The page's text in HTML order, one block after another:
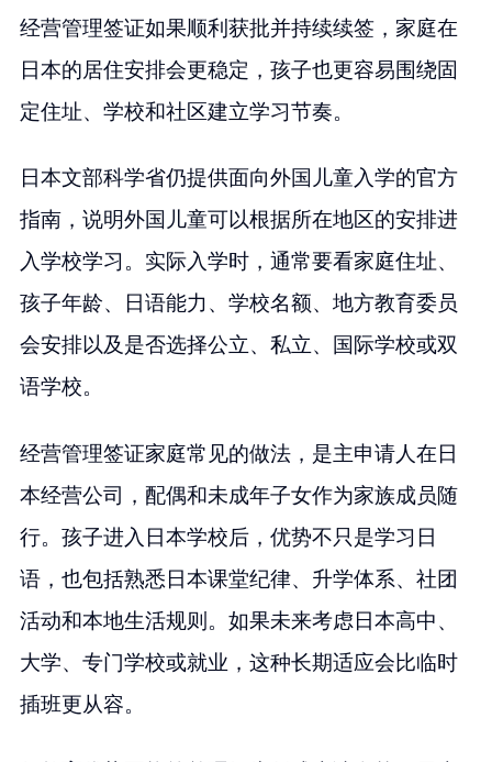
经营管理签证如果顺利获批并持续续签，家庭在
日本的居住安排会更稳定，孩子也更容易围绕固
定住址、学校和社区建立学习节奏。
日本文部科学省仍提供面向外国儿童入学的官方
指南，说明外国儿童可以根据所在地区的安排进
入学校学习。实际入学时，通常要看家庭住址、
孩子年龄、日语能力、学校名额、地方教育委员
会安排以及是否选择公立、私立、国际学校或双
语学校。
经营管理签证家庭常见的做法，是主申请人在日
本经营公司，配偶和未成年子女作为家族成员随
行。孩子进入日本学校后，优势不只是学习日
语，也包括熟悉日本课堂纪律、升学体系、社团
活动和本地生活规则。如果未来考虑日本高中、
大学、专门学校或就业，这种长期适应会比临时
插班更从容。